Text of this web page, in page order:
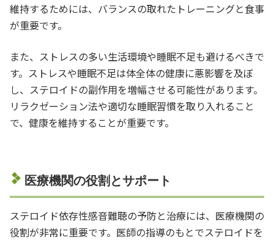
維持するためには、バランスの取れたトレーニングと食事
が重要です。
また、ストレスの多い生活環境や睡眠不足も避けるべきで
す。ストレスや睡眠不足は体全体の健康に悪影響を及ぼ
し、ステロイドの副作用を増幅させる可能性があります。
リラクゼーション法や適切な睡眠習慣を取り入れること
で、健康を維持することが重要です。
医療機関の役割とサポート
ステロイド依存性感音難聴の予防と治療には、医療機関の
役割が非常に重要です。医師の指導のもとでステロイドを